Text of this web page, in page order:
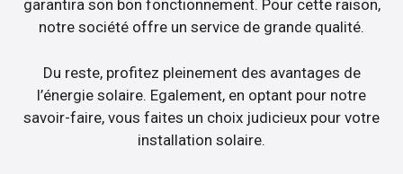
garantira son bon fonctionnement. Pour cette raison,
notre société offre un service de grande qualité.
Du reste, profitez pleinement des avantages de
l’énergie solaire. Egalement, en optant pour notre
savoir-faire, vous faites un choix judicieux pour votre
installation solaire.